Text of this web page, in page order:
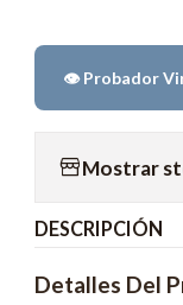
👁️ Probador
Mostrar
DESCRIPCIÓN
Detalles Del